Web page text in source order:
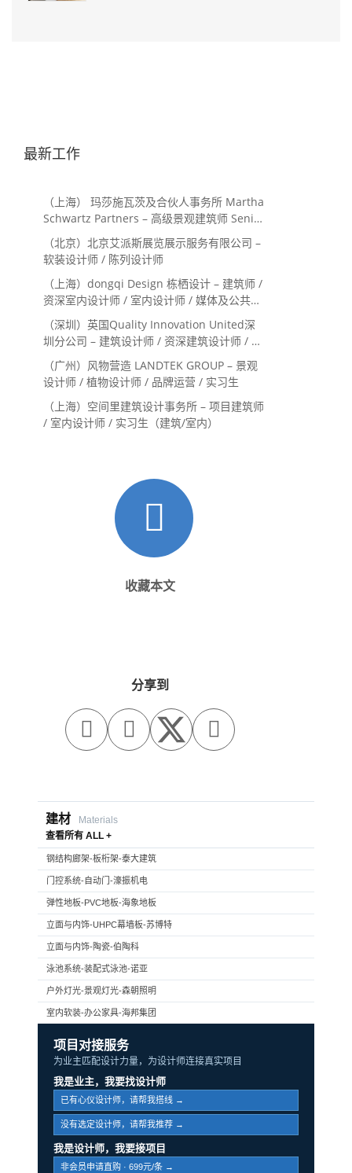
最新工作
（上海） 玛莎施瓦茨及合伙人事务所 Martha
Schwartz Partners – 高级景观建筑师 Senior
Landscape Designer / 景观建筑师
Landscape Designer
（北京）北京艾派斯展览展示服务有限公司 –
软装设计师 / 陈列设计师
（上海）dongqi Design 栋栖设计 – 建筑师 /
资深室内设计师 / 室内设计师 / 媒体及公共关
系主管 / 设计实习生（常年招聘）
（深圳）英国Quality Innovation United深
圳分公司 – 建筑设计师 / 资深建筑设计师 / 室
内设计师 / 设计实习生
（广州）风物营造 LANDTEK GROUP – 景观
设计师 / 植物设计师 / 品牌运营 / 实习生
（上海）空间里建筑设计事务所 – 项目建筑师
/ 室内设计师 / 实习生（建筑/室内）
收藏本文
分享到
  
建材
Materials
查看所有 ALL +
钢结构廊架-板桁架-泰大建筑
门控系统-自动门-濠振机电
弹性地板-PVC地板-海象地板
立面与内饰-UHPC幕墙板-苏博特
立面与内饰-陶瓷-伯陶科
泳池系统-装配式泳池-诺亚
户外灯光-景观灯光-森朝照明
室内软装-办公家具-海邦集团
项目对接服务
为业主匹配设计力量，为设计师连接真实项目
我是业主，我要找设计师
已有心仪设计师，请帮我搭线 →
没有选定设计师，请帮我推荐 →
我是设计师，我要接项目
非会员申请直购 · 699元/条 →